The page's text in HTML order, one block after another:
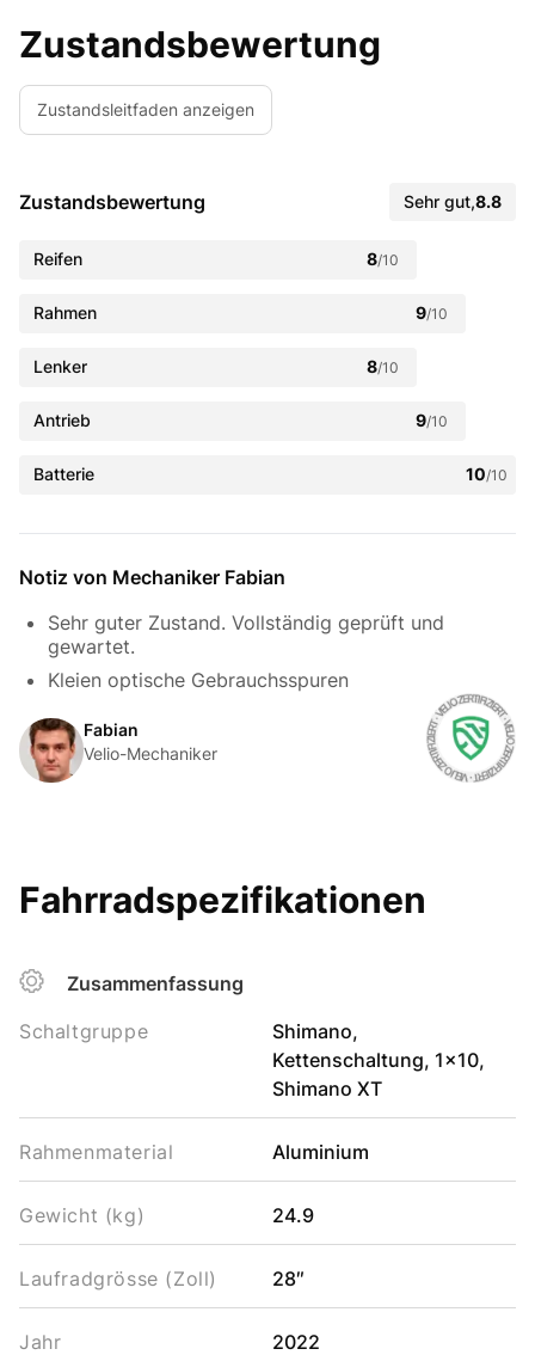
Zustandsbewertung
Zustandsleitfaden anzeigen
Zustandsbewertung Sehr gut,8.8
Reifen 8/10
Rahmen 9/10
Lenker 8/10
Antrieb 9/10
Batterie 10/10
Notiz von Mechaniker Fabian
Sehr guter Zustand. Vollständig geprüft und
gewartet.
Kleien optische Gebrauchsspuren
Fabian
Velio-Mechaniker
Fahrradspezifikationen
Zusammenfassung
Schaltgruppe
Shimano,
Kettenschaltung, 1x10,
Shimano XT
Rahmenmaterial Aluminium
Gewicht (kg) 24.9
Laufradgrösse (Zoll) 28″
Jahr 2022